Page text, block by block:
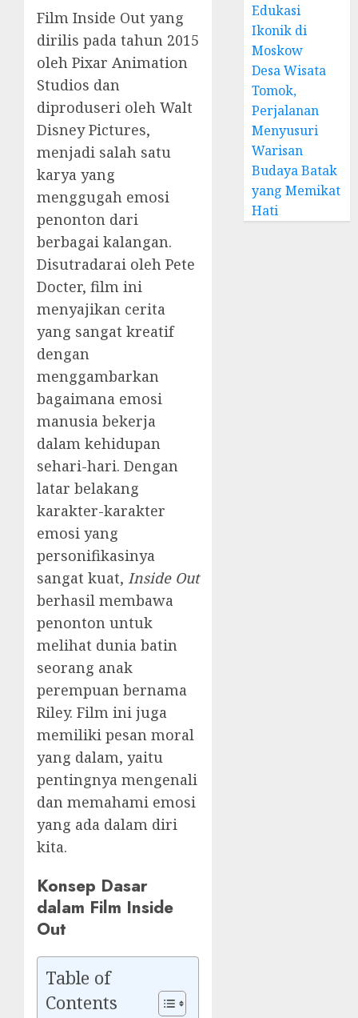
Film Inside Out yang
dirilis pada tahun 2015
oleh Pixar Animation
Studios dan
diproduseri oleh Walt
Disney Pictures,
menjadi salah satu
karya yang
menggugah emosi
penonton dari
berbagai kalangan.
Disutradarai oleh Pete
Docter, film ini
menyajikan cerita
yang sangat kreatif
dengan
menggambarkan
bagaimana emosi
manusia bekerja
dalam kehidupan
sehari-hari. Dengan
latar belakang
karakter-karakter
emosi yang
personifikasinya
sangat kuat, Inside Out
berhasil membawa
penonton untuk
melihat dunia batin
seorang anak
perempuan bernama
Riley. Film ini juga
memiliki pesan moral
yang dalam, yaitu
pentingnya mengenali
dan memahami emosi
yang ada dalam diri
kita.
Konsep Dasar
dalam Film Inside
Out
Table of
Contents
Edukasi
Ikonik di
Moskow
Desa Wisata
Tomok,
Perjalanan
Menyusuri
Warisan
Budaya Batak
yang Memikat
Hati